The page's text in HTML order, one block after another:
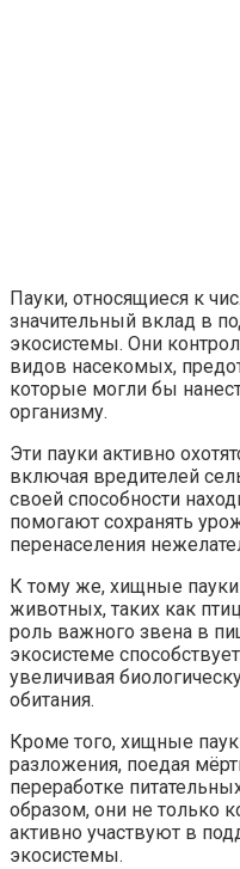
Пауки, относящиеся к
значительный вклад в
экосистемы. Они
видов насекомых,
которые могли бы
организму.
Эти пауки активно
включая вредителей
своей способности
помогают сохранять
перенаселения
К тому же, хищные
животных, таких как
роль важного звена в
экосистеме
увеличивая
обитания.
Кроме того, хищные
разложения, поедая
переработке
образом, они не только
активно участвуют в
экосистемы.